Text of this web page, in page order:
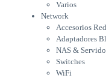
Switches
WiFi
Notebooks &
Cargador
Cooling Pad
PDV
Varios
Network
Accesorios
Adaptadores
NAS &
Switches
WiFi